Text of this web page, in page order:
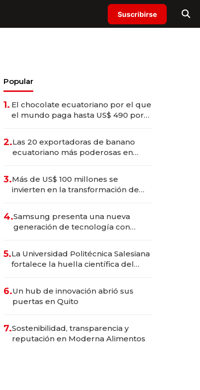
Suscribirse
Popular
1. El chocolate ecuatoriano por el que
el mundo paga hasta US$ 490 por
2.Las 20 exportadoras de banano
ecuatoriano más poderosas en
3.Más de US$ 100 millones se
invierten en la transformación de
4.Samsung presenta una nueva
generación de tecnología con
5.La Universidad Politécnica Salesiana
fortalece la huella científica del
6.Un hub de innovación abrió sus
puertas en Quito
7.Sostenibilidad, transparencia y
reputación en Moderna Alimentos